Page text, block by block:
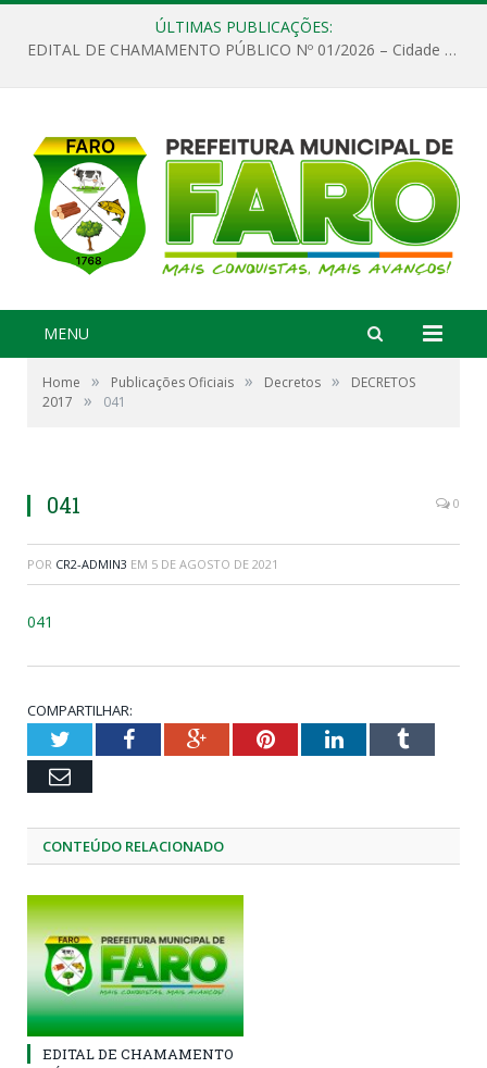
ÚLTIMAS PUBLICAÇÕES:
EDITAL DE CHAMAMENTO PÚBLICO Nº 01/2026 – Cidade de Faro
MENU
Home » Publicações Oficiais » Decretos »
DECRETOS
2017
» 041
041 0
POR CR2-ADMIN3 EM 5 DE AGOSTO DE 2021
041
COMPARTILHAR:
TwitterFacebookGoogle+PinterestLinkedInTumblr
Email
CONTEÚDO RELACIONADO
EDITAL DE CHAMAMENTO